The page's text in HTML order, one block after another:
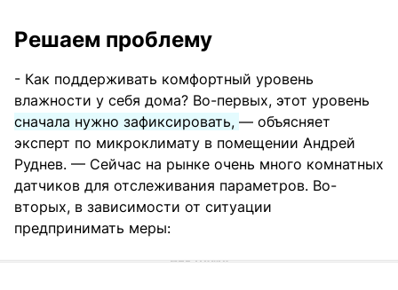
Решаем проблему
- Как поддерживать комфортный уровень
влажности у себя дома? Во-первых, этот уровень
сначала нужно зафиксировать, — объясняет
эксперт по микроклимату в помещении Андрей
Руднев. — Сейчас на рынке очень много комнатных
датчиков для отслеживания параметров. Во-
вторых, в зависимости от ситуации
предпринимать меры: